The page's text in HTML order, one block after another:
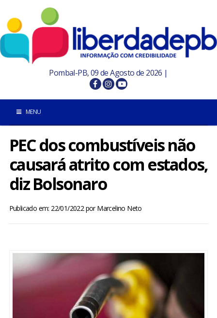
Pombal-PB, 09 de Agosto de 2026 |
MENU
INÍCIO
POMBAL E REGIÃO
BRASIL
ESPORTES
PEC dos combustíveis não
causará atrito com estados,
diz Bolsonaro
Publicado em: 22/01/2022porMarcelino Neto